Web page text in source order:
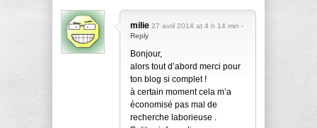
milie 27 avril 2014 at 4 h 14 min -
Reply
Bonjour,
alors tout d’abord merci pour
ton blog si complet !
à certain moment cela m’a
économisé pas mal de
recherche laborieuse .